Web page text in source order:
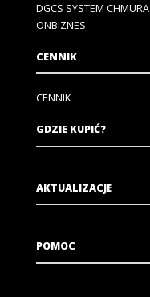
DGCS SYSTEM CHMURA
ONBIZNES
CENNIK
CENNIK
GDZIE KUPIĆ?
AKTUALIZACJE
POMOC